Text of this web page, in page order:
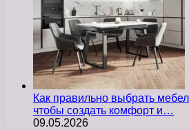
Как правильно выбрать
чтобы создать комфорт и…
09.05.2026